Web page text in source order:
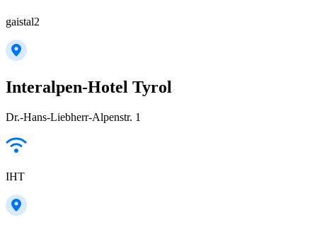
gaistal2
Interalpen-Hotel Tyrol
Dr.-Hans-Liebherr-Alpenstr. 1
IHT